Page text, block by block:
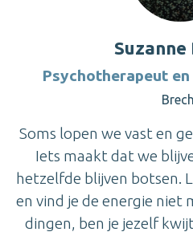
Suzanne
Psychotherapeut
Soms lopen we vast en
Iets maakt dat we
hetzelfde blijven botsen.
en vind je de energie niet
dingen, ben je jezelf